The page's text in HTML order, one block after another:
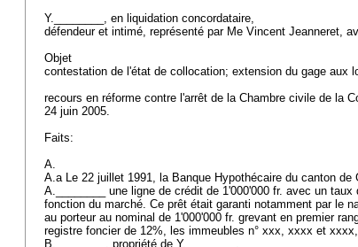
Y.________, en liquidation concordataire,
défendeur et intimé, représenté par Me Vincent Jeanneret,
Objet
contestation de l'état de collocation; extension du gage aux
recours en réforme contre l'arrêt de la Chambre civile de la
24 juin 2005.
Faits:
A.
A.a Le 22 juillet 1991, la Banque Hypothécaire du canton de
A.________ une ligne de crédit de 1'000'000 fr. avec un
fonction du marché. Ce prêt était garanti notamment par le
au porteur au nominal de 1'000'000 fr. grevant en premier
registre foncier de 12%, les immeubles n° xxx, xxxx et
B.________, propriété de Y.________.